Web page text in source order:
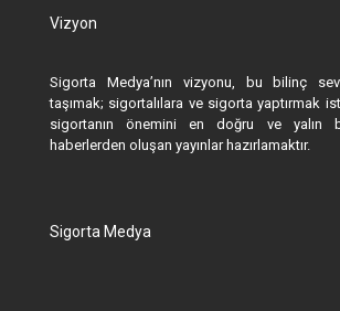
Vizyon
Sigorta Medya’nın vizyonu, bu bilinç
taşımak; sigortalılara ve sigorta yaptırmak
sigortanın önemini en doğru ve yalın
haberlerden oluşan yayınlar hazırlamaktır.
Sigorta Medya